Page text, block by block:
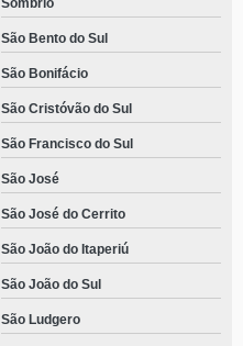
Sombrio
São Bento do Sul
São Bonifácio
São Cristóvão do Sul
São Francisco do Sul
São José
São José do Cerrito
São João do Itaperiú
São João do Sul
São Ludgero